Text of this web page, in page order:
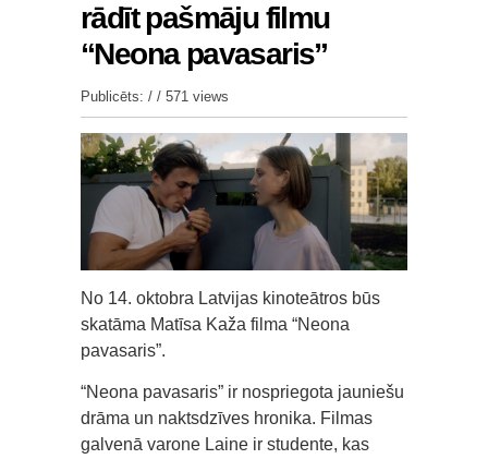
rādīt pašmāju filmu
“Neona pavasaris”
Publicēts: / / 571 views
No 14. oktobra Latvijas kinoteātros būs
skatāma Matīsa Kaža filma “Neona
pavasaris”.
“Neona pavasaris” ir nospriegota jauniešu
drāma un naktsdzīves hronika. Filmas
galvenā varone Laine ir studente, kas